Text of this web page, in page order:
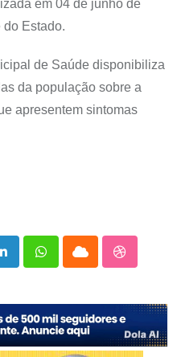
em 04 de junho de
Estado.
de Saúde disponibiliza
da população sobre a
apresentem sintomas
LinkedInWhatsappCloud